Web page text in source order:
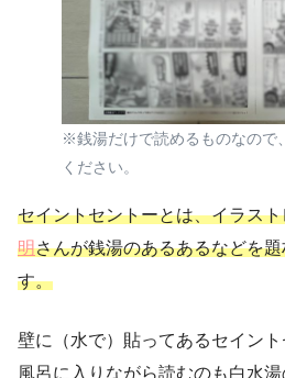
※銭湯だけで読めるものなので
ください。
セイントセントーとは、イラス
明さんが銭湯のあるあるなどを
す。
壁に（水で）貼ってあるセイン
風呂に入りながら読むのも白水